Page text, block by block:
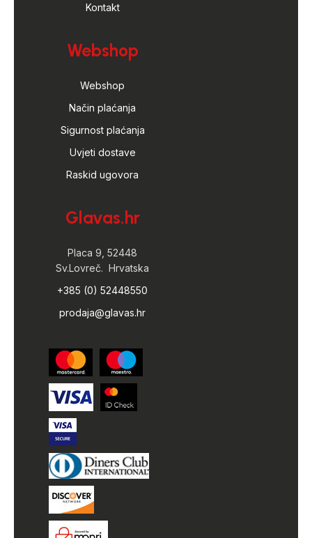
Kontakt
Webshop
Webshop
Način plaćanja
Sigurnost plaćanja
Uvjeti dostave
Raskid ugovora
Glavas.hr
Placa 9, 52448
Sv.Lovreč. Hrvatska
+385 (0) 52448550
prodaja@glavas.hr